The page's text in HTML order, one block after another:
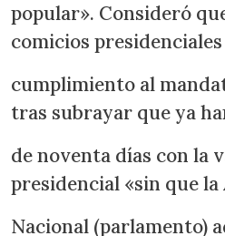
popular». Consideró
comicios
cumplimiento al
tras subrayar que ya
de noventa días con la
presidencial «sin que la
Nacional (parlamento)